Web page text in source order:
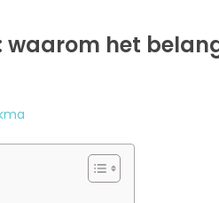
waarom het